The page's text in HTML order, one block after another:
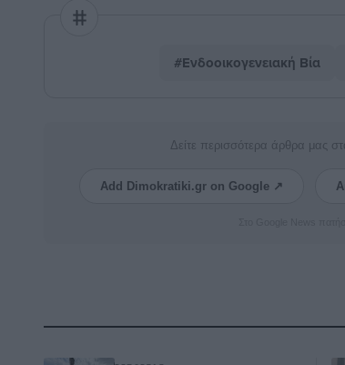
#Ενδοοικογενειακή Βία
Δείτε περισσότερα άρθρα μας
Add Dimokratiki.gr on Google ↗